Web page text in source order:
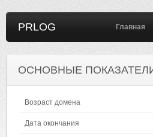
PRLOG Главная
ОСНОВНЫЕ
Возраст домена
Дата окончания